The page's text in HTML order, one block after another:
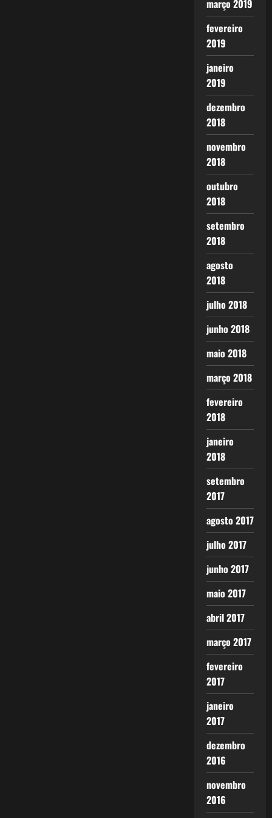
março 2019
fevereiro
2019
janeiro
2019
dezembro
2018
novembro
2018
outubro
2018
setembro
2018
agosto
2018
julho 2018
junho 2018
maio 2018
março 2018
fevereiro
2018
janeiro
2018
setembro
2017
agosto 2017
julho 2017
junho 2017
maio 2017
abril 2017
março 2017
fevereiro
2017
janeiro
2017
dezembro
2016
novembro
2016